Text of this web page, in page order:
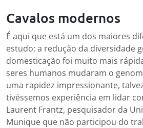
Cavalos modernos
É aqui que está um dos maiores
estudo: a redução da diversidade
domesticação foi muito mais
seres humanos mudaram o
uma rapidez impressionante,
tivéssemos experiência em lidar
Laurent Frantz, pesquisador da
Munique que não participou do